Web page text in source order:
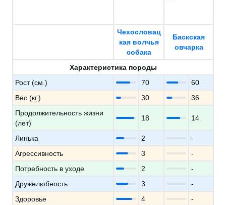
Чехословац
кая волчья
собака
Баскская
овчарка
Характеристика породы
Рост (см.)
70
60
Вес (кг.)
30
36
Продолжительность жизни
(лет)
18 14
Линька 2
-
Агрессивность
3
-
Потребность в уходе
2
-
Дружелюбность
3
-
Здоровье
4
-